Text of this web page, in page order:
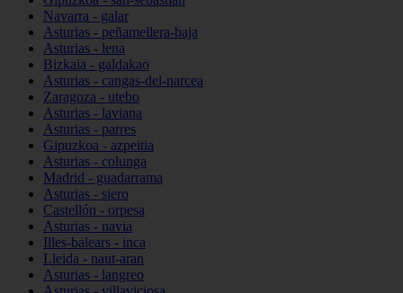
Navarra - galar
Asturias - peñamellera-baja
Asturias - lena
Bizkaia - galdakao
Asturias - cangas-del-narcea
Zaragoza - utebo
Asturias - laviana
Asturias - parres
Gipuzkoa - azpeitia
Asturias - colunga
Madrid - guadarrama
Asturias - siero
Castellón - orpesa
Asturias - navia
Illes-balears - inca
Lleida - naut-aran
Asturias - langreo